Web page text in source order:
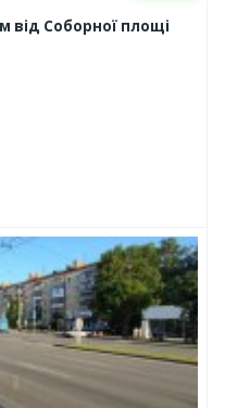
від Соборної площі